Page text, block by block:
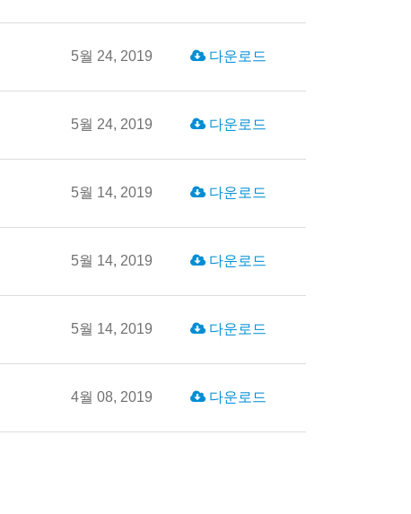
5월 24, 2019 다운로드
5월 24, 2019 다운로드
5월 14, 2019 다운로드
5월 14, 2019 다운로드
5월 14, 2019 다운로드
4월 08, 2019 다운로드